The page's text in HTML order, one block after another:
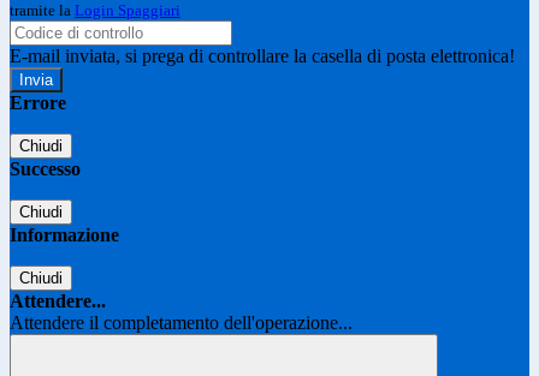
tramite la Login Spaggiari
E-mail inviata, si prega di controllare la casella di posta elettronica!
Errore
Chiudi
Successo
Chiudi
Informazione
Chiudi
Attendere...
Attendere il completamento dell'operazione...